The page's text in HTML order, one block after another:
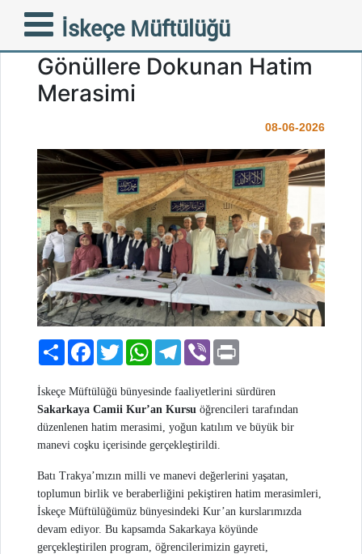
İskeçe Müftülüğü
Sakarkaya’da Kur’an
Sevinci: Minik Yüreklerden
Gönüllere Dokunan Hatim
Merasimi
08-06-2026
PaylaşFacebook
TwitterWhatsAppTelegram
Viber
İskeçe Müftülüğü bünyesinde faaliyetlerini sürdüren
Sakarkaya Camii Kur’an Kursu öğrencileri tarafından
düzenlenen hatim merasimi, yoğun katılım ve büyük bir
manevi coşku içerisinde gerçekleştirildi.
Batı Trakya’mızın milli ve manevi değerlerini yaşatan,
toplumun birlik ve beraberliğini pekiştiren hatim merasimleri,
İskeçe Müftülüğümüz bünyesindeki Kur’an kurslarımızda
devam ediyor. Bu kapsamda Sakarkaya köyünde
gerçekleştirilen program, öğrencilerimizin gayreti,